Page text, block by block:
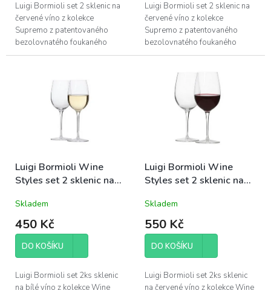
Luigi Bormioli set 2 sklenic na
červené víno z kolekce
Supremo z patentovaného
bezolovnatého foukaného
křišťálového skla Son.hyx se
mechanickému nárazu s...
Luigi Bormioli set 2 sklenic na
červené víno z kolekce
Supremo z patentovaného
bezolovnatého foukaného
křišťálového skla Son.hyx se
mechanickému nárazu s...
Luigi Bormioli Wine
Styles set 2 sklenic na
(09626)
Skladem
450 Kč
DO KOŠÍKU
Luigi Bormioli set 2ks sklenic
na bílé víno z kolekce Wine
Luigi Bormioli Wine
Styles set 2 sklenic na
(09627)
Skladem
550 Kč
DO KOŠÍKU
Luigi Bormioli set 2ks sklenic
na červené víno z kolekce Wine